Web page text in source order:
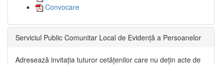
Convocare
Serviciul Public Comunitar Local de Evidență a Persoanelor
Adresează invitația tuturor cetățenilor care nu dețin acte de